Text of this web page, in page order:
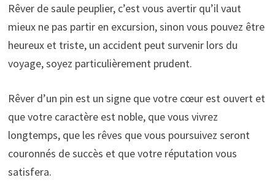
Rêver de saule peuplier, c’est vous avertir qu’il vaut
mieux ne pas partir en excursion, sinon vous pouvez être
heureux et triste, un accident peut survenir lors du
voyage, soyez particulièrement prudent.
Rêver d’un pin est un signe que votre cœur est ouvert et
que votre caractère est noble, que vous vivrez
longtemps, que les rêves que vous poursuivez seront
couronnés de succès et que votre réputation vous
satisfera.